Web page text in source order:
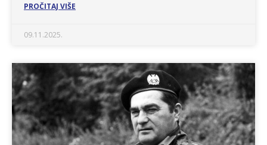
PROČITAJ VIŠE
09.11.2025.